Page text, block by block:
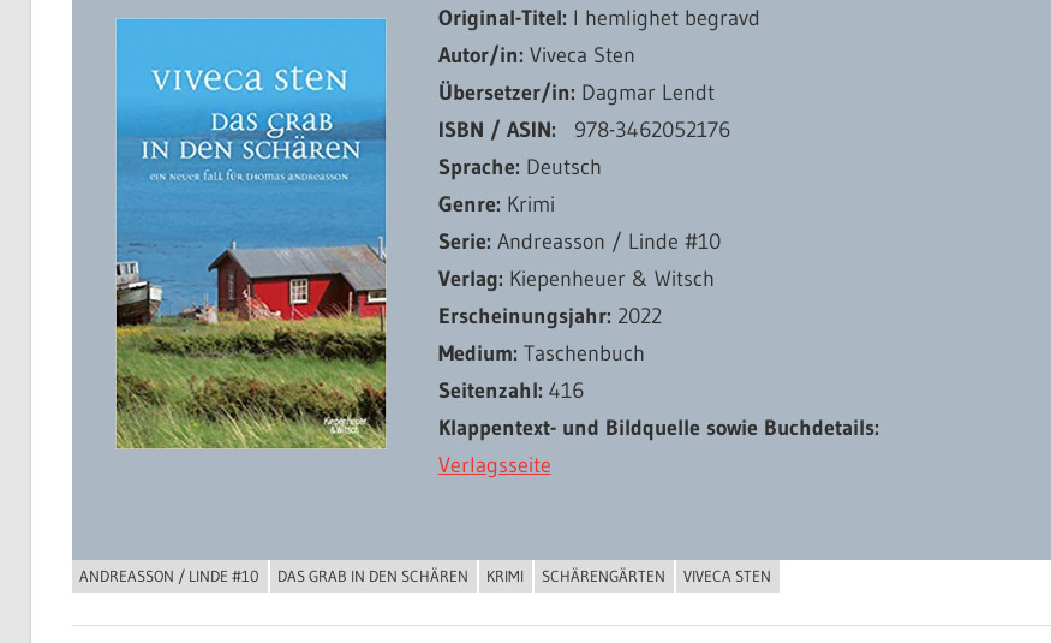
Original-Titel: I hemlighet begravd
Autor/in: Viveca Sten
Übersetzer/in: Dagmar Lendt
ISBN / ASIN: ‎ ‎ 978-3462052176
Sprache: Deutsch
Genre: Krimi
Serie: Andreasson / Linde #10
Verlag: Kiepenheuer & Witsch
Erscheinungsjahr: 2022
Medium: Taschenbuch
Seitenzahl: 416
Klappentext- und Bildquelle sowie Buchdetails:
Verlagsseite
BUCHIGES
ANDREASSON / LINDE #10 DAS GRAB IN DEN SCHÄREN KRIMI SCHÄRENGÄRTEN VIVECA STEN